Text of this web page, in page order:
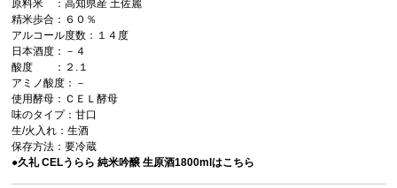
原料米 ：高知県産 土佐麗
精米歩合：６０％
アルコール度数：１４度
日本酒度：－４
酸度 ：２.１
アミノ酸度：－
使用酵母：ＣＥＬ酵母
味のタイプ：甘口
生/火入れ：生酒
保存方法：要冷蔵
●久礼 CELうらら 純米吟醸 生原酒1800mlはこちら